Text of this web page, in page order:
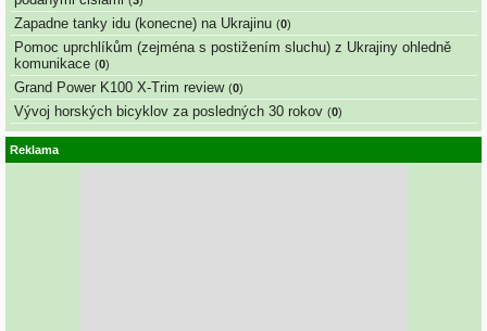
Zapadne tanky idu (konecne) na Ukrajinu (0)
Pomoc uprchlíkům (zejména s postižením sluchu) z Ukrajiny ohledně
komunikace (0)
Grand Power K100 X-Trim review (0)
Vývoj horských bicyklov za posledných 30 rokov (0)
Reklama